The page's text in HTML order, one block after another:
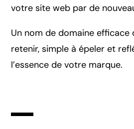
votre site web par de
Un nom de domaine
retenir, simple à épeler et
l’essence de votre marque.